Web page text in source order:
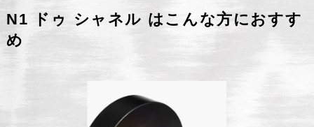
N1 ドゥ シャネル はこんな方におすす
め